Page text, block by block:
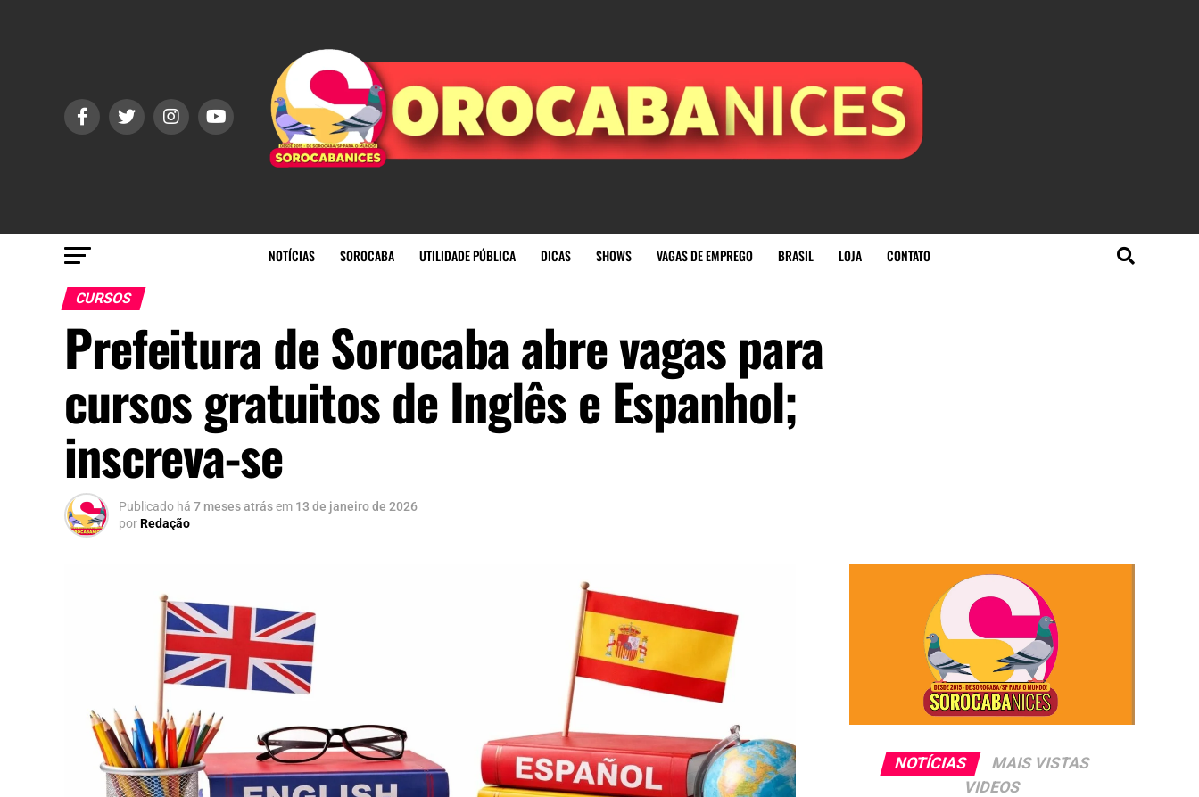
NOTÍCIAS SOROCABA UTILIDADE PÚBLICA DICAS SHOWS VAGAS DE EMPREGO BRASIL LOJA CONTATO
CURSOS
Prefeitura de Sorocaba abre vagas para
cursos gratuitos de Inglês e Espanhol;
inscreva-se
Publicado há 7 meses atrásem 13 de janeiro de 2026
porRedação
NOTÍCIAS
MAIS VISTAS
VIDEOS